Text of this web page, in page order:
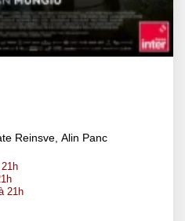
Reinsve, Alin Panc
21h